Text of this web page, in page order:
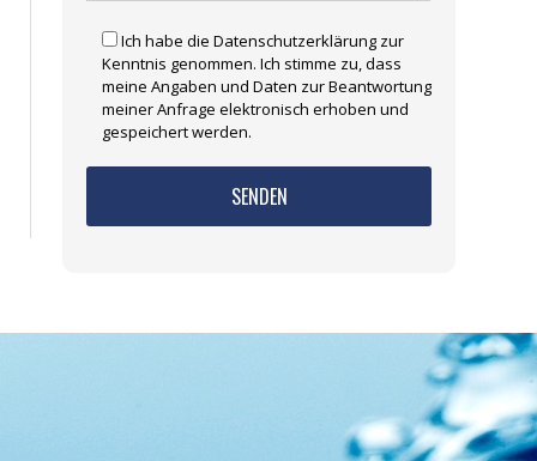
Ich habe die Datenschutzerklärung zur
Kenntnis genommen. Ich stimme zu, dass
meine Angaben und Daten zur Beantwortung
meiner Anfrage elektronisch erhoben und
gespeichert werden.